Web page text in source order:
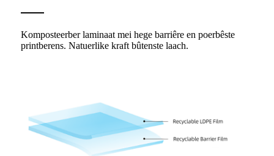
Komposteerber laminaat mei hege barriêre en poerbêste
printberens. Natuerlike kraft bûtenste laach.